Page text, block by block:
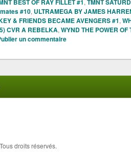
BEST OF RAY FILLET #1 TMNT
#10, ULTRAMEGA BY JAMES
& FRIENDS BECAME AVENGERS #1,
CVR A REBELKA, WYND THE POWER
un commentaire
droits réservés.